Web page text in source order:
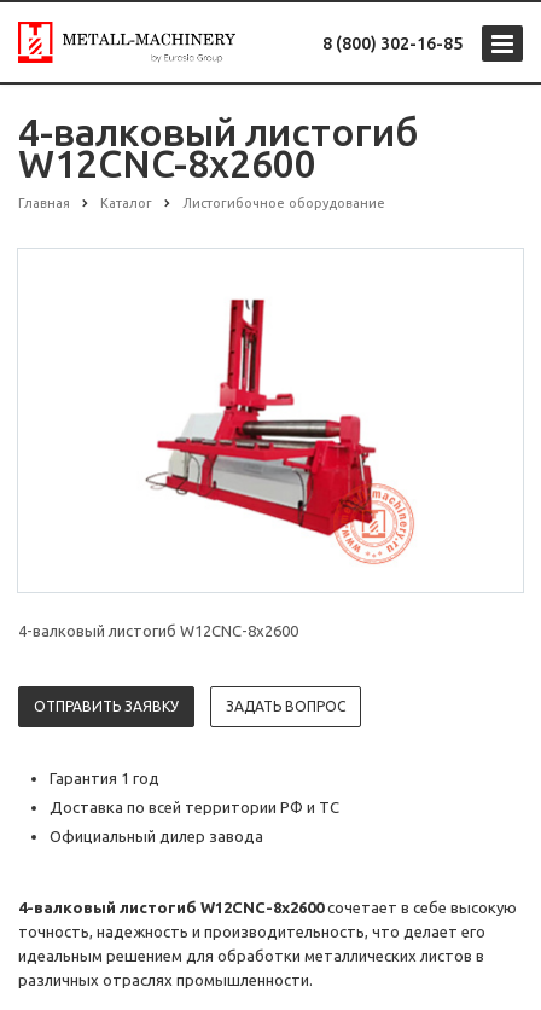
8 (800) 302-16-85
4-валковый листогиб
W12CNC-8x2600
Главная Каталог Листогибочное оборудование
4-валковый листогиб W12CNC-8x2600
ОТПРАВИТЬ ЗАЯВКУ ЗАДАТЬ ВОПРОС
Гарантия 1 год
Доставка по всей территории РФ и ТС
Официальный дилер завода
4-валковый листогиб W12CNC-8x2600сочетает в себе высокую
точность, надежность и производительность, что делает его
идеальным решением для обработки металлических листов в
различных отраслях промышленности.